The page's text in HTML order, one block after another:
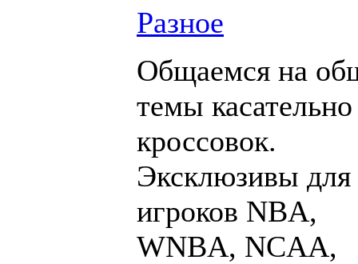
Разное
Общаемся на
темы касательно
кроссовок.
Эксклюзивы для
игроков NBA,
WNBA, NCAA,